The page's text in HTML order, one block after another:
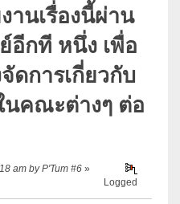
านเรื่องนี้ผ่าน
อีกที หนึ่ง เพื่อ
ดการเกี่ยวกับ
คณะต่างๆ ต่อ
am by P'Tum #6 »
Logged